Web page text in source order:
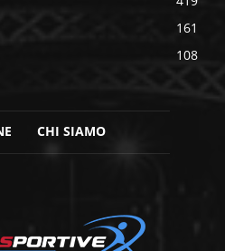
161
108
CHI SIAMO